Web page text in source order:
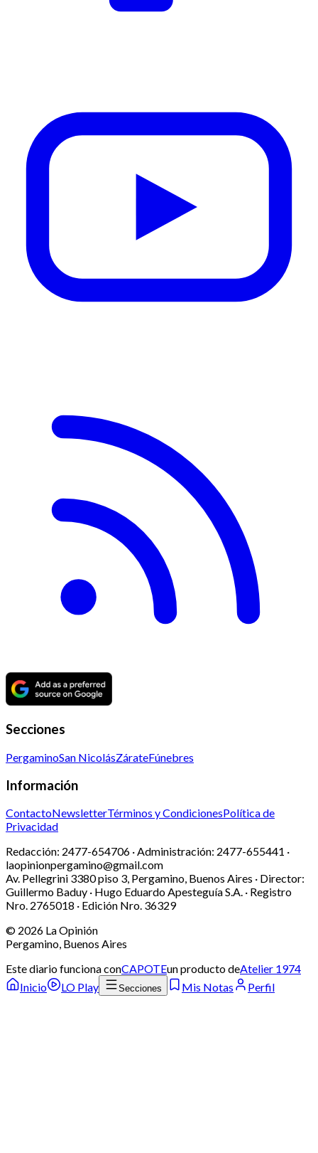
Secciones
PergaminoSan NicolásZárateFúnebres
Información
ContactoNewsletterTérminos y CondicionesPolítica de
Privacidad
Redacción: 2477-654706 ·Administración: 2477-655441 ·
laopinionpergamino@gmail.com
Av. Pellegrini 3380 piso 3, Pergamino, Buenos Aires · Director:
Guillermo Baduy · Hugo Eduardo Apesteguía S.A. · Registro
Nro. 2765018 · Edición Nro. 36329
© 2026 La Opinión
Pergamino, Buenos Aires
Este diario funciona conCAPOTEun producto deAtelier 1974
Inicio
LO Play Secciones Mis Notas Perfil